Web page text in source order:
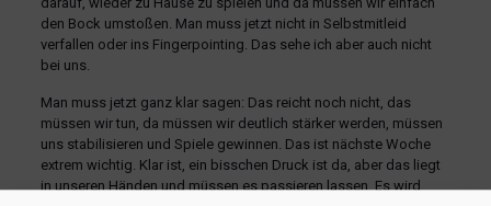
den Bock umstoßen. Man muss jetzt nicht in Selbstmitleid
verfallen oder ins Fingerpointing. Das sehe ich aber auch nicht
bei uns.
Man muss jetzt ganz klar sagen: Das reicht noch nicht, das
müssen wir tun, da müssen wir deutlich stärker werden, müssen
uns stabilisieren und Spiele gewinnen. Das ist nächste Woche
extrem wichtig. Klar ist, ein bisschen Druck ist da, aber das liegt
in unseren Händen und müssen es passieren lassen. Es wird